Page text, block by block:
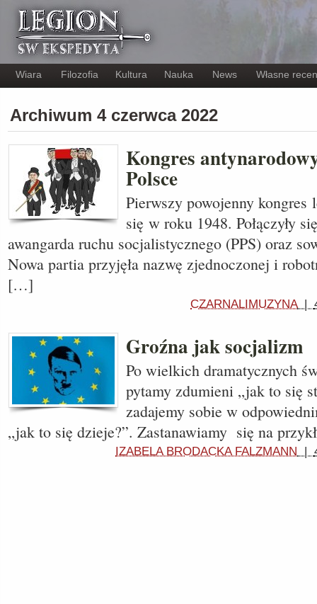
Wiara Filozofia Kultura Nauka News Własne
Archiwum 4 czerwca 2022
Kongres
Polsce
Pierwszy powojenny kongres
się w roku 1948. Połączyły
awangarda ruchu socjalistycznego (PPS) oraz
Nowa partia przyjęła nazwę zjednoczonej i
[…]
CZARNALIMUZYNA|
Groźna jak socjalizm
Po wielkich dramatycznych
pytamy zdumieni „jak to się
zadajemy sobie w
„jak to się dzieje?”. Zastanawiamy się na
IZABELA BRODACKA FALZMANN |